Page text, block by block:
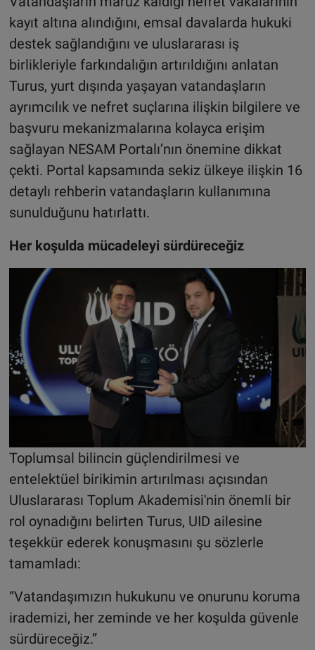
kayıt altına alındığını, emsal davalarda hukuki
destek sağlandığını ve uluslararası iş
birlikleriyle farkındalığın artırıldığını anlatan
Turus, yurt dışında yaşayan vatandaşların
ayrımcılık ve nefret suçlarına ilişkin bilgilere ve
başvuru mekanizmalarına kolayca erişim
sağlayan NESAM Portalı’nın önemine dikkat
çekti. Portal kapsamında sekiz ülkeye ilişkin 16
detaylı rehberin vatandaşların kullanımına
sunulduğunu hatırlattı.
Her koşulda mücadeleyi sürdüreceğiz
Toplumsal bilincin güçlendirilmesi ve
entelektüel birikimin artırılması açısından
Uluslararası Toplum Akademisi'nin önemli bir
rol oynadığını belirten Turus, UID ailesine
teşekkür ederek konuşmasını şu sözlerle
tamamladı:
“Vatandaşımızın hukukunu ve onurunu koruma
irademizi, her zeminde ve her koşulda güvenle
sürdüreceğiz.”